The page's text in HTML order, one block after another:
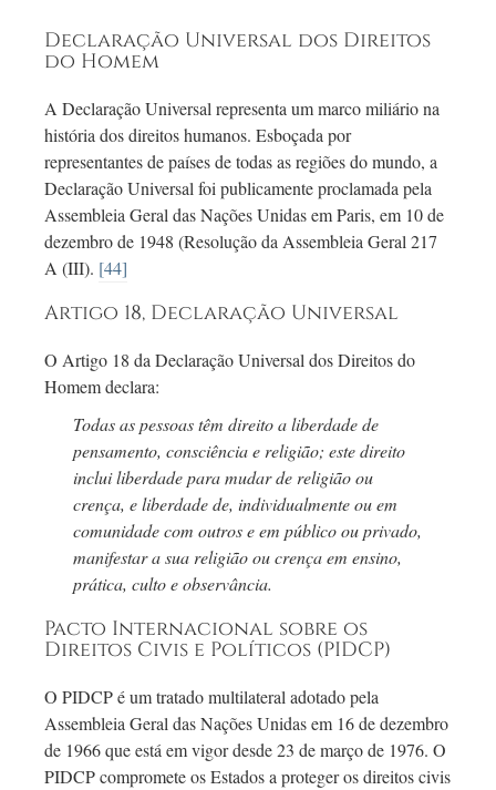
Declaração Universal dos Direitos
do Homem
A Declaração Universal representa um marco miliário na
história dos direitos humanos. Esboçada por
representantes de países de todas as regiões do mundo, a
Declaração Universal foi publicamente proclamada pela
Assembleia Geral das Nações Unidas em Paris, em 10 de
dezembro de 1948 (Resolução da Assembleia Geral 217
A (III). [44]
Artigo 18, Declaração Universal
O Artigo 18 da Declaração Universal dos Direitos do
Homem declara:
Todas as pessoas têm direito a liberdade de
pensamento, consciência e religião; este direito
inclui liberdade para mudar de religião ou
crença, e liberdade de, individualmente ou em
comunidade com outros e em público ou privado,
manifestar a sua religião ou crença em ensino,
prática, culto e observância.
Pacto Internacional sobre os
Direitos Civis e Políticos (PIDCP)
O PIDCP é um tratado multilateral adotado pela
Assembleia Geral das Nações Unidas em 16 de dezembro
de 1966 que está em vigor desde23 demarço de 1976. O
PIDCP compromete os Estados a proteger os direitos civis